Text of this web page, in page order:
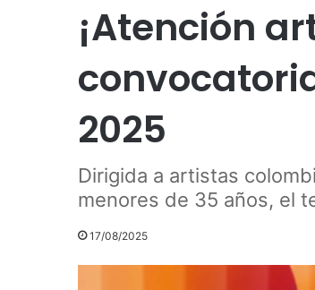
¡Atención
2025
Dirigida a artistas
menores de 35 años, el
17/08/2025